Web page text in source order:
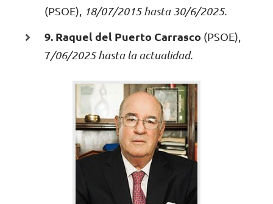
(PSOE), 18/07/2015 hasta 30/6/2025.
9. Raquel del Puerto Carrasco (PSOE),
7/06/2025 hasta la actualidad.